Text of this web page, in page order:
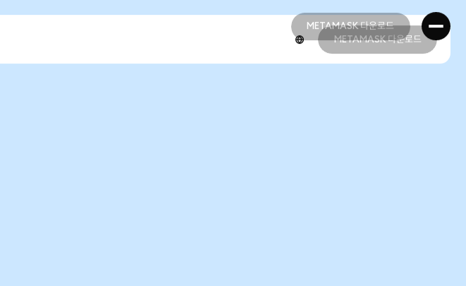
METAMASK 다운로드
METAMASK 다운로드
METAMASK 다운로드